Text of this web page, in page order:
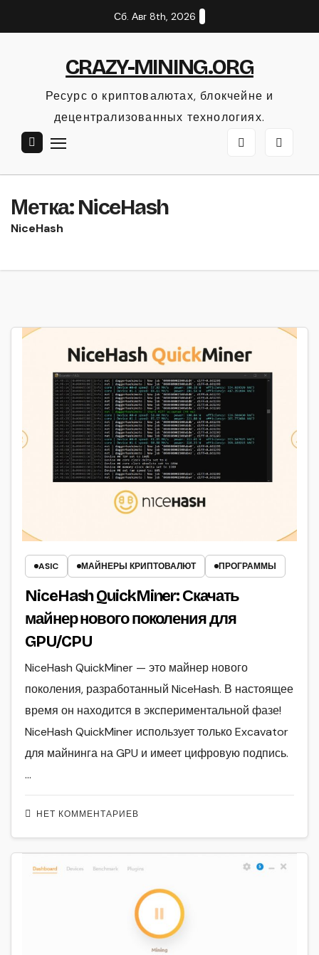
к
Сб. Авг 8th, 2026
CRAZY-MINING.ORG
Ресурс о криптовалютах, блокчейне и
децентрализованных технологиях.
Метка:NiceHash
NiceHash
ASIC МАЙНЕРЫ КРИПТОВАЛЮТ ПРОГРАММЫ
NiceHash QuickMiner: Скачать
майнер нового поколения для
GPU/CPU
НЕТ КОММЕНТАРИЕВ
NiceHash QuickMiner — это майнер нового
поколения, разработанный NiceHash. В настоящее
время он находится в экспериментальной фазе!
NiceHash QuickMiner использует только Excavator
для майнинга на GPU и имеет цифровую подпись.
…